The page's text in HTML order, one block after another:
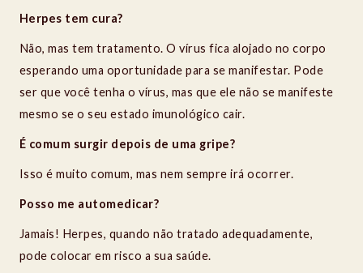
Herpes tem cura?
Não, mas tem tratamento. O vírus fica alojado no corpo
esperando uma oportunidade para se manifestar. Pode
ser que você tenha o vírus, mas que ele não se manifeste
mesmo se o seu estado imunológico cair.
É comum surgir depois de uma gripe?
Isso é muito comum, mas nem sempre irá ocorrer.
Posso me automedicar?
Jamais! Herpes, quando não tratado adequadamente,
pode colocar em risco a sua saúde.